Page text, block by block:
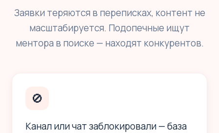
Заявки теряются в переписках, контент не
масштабируется. Подопечные ищут
ментора в поиске — находят конкурентов.
🚫
Канал или чат заблокировали — база